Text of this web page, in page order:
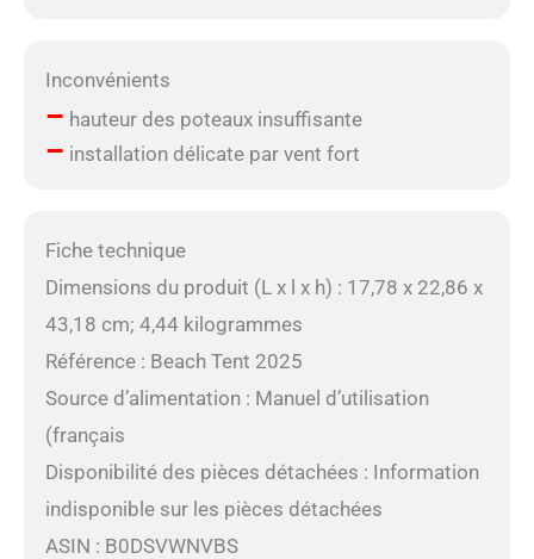
Inconvénients
– hauteur des poteaux insuffisante
– installation délicate par vent fort
Fiche technique
Dimensions du produit (L x l x h) : 17,78 x 22,86 x
43,18 cm; 4,44 kilogrammes
Référence : Beach Tent 2025
Source d’alimentation : Manuel d’utilisation
(français
Disponibilité des pièces détachées : Information
indisponible sur les pièces détachées
ASIN : B0DSVWNVBS